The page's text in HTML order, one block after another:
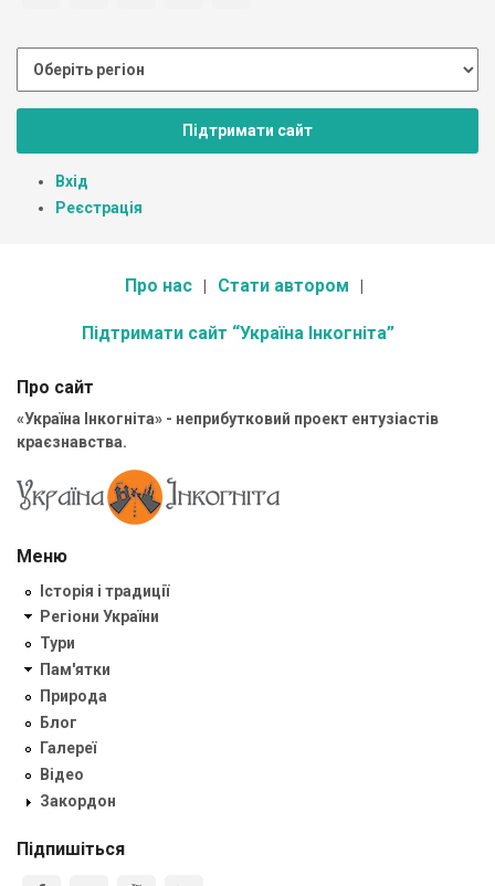
Підтримати сайт
Вхід
Реєстрація
Про нас Стати автором
Підтримати сайт “Україна Інкогніта”
Про сайт
«Україна Інкогніта» - неприбутковий проект ентузіастів
краєзнавства.
Меню
Історія і традиції
Регіони України
Тури
Пам'ятки
Природа
Блог
Галереї
Відео
Закордон
Підпишіться